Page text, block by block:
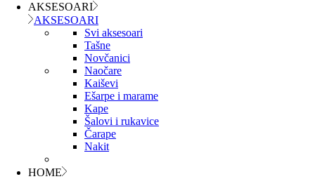
AKSESOARI
AKSESOARI
Svi aksesoari
Tašne
Novčanici
Naočare
Kaiševi
Ešarpe i marame
Kape
Šalovi i rukavice
Čarape
Nakit
HOME